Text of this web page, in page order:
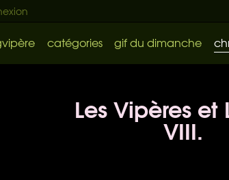
catégories gif du dimanche
Les Vipères et
VIII.